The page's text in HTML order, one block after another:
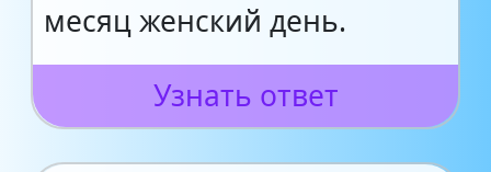
месяц женский день.
Узнать ответ